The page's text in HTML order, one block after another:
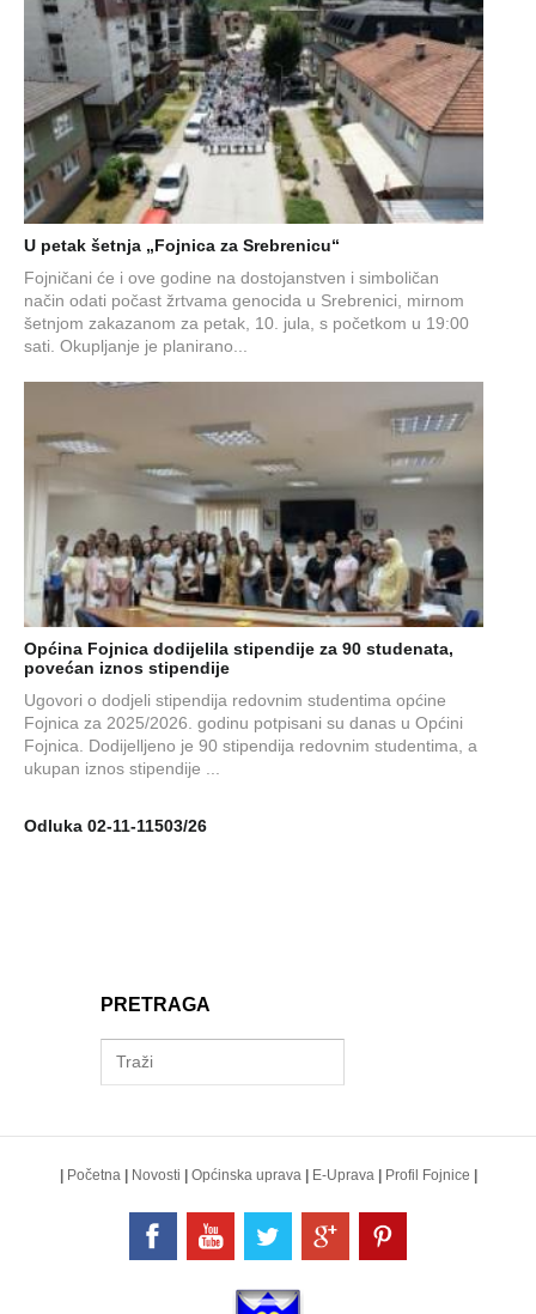
U petak šetnja „Fojnica za Srebrenicu“
Fojničani će i ove godine na dostojanstven i simboličan
način odati počast žrtvama genocida u Srebrenici, mirnom
šetnjom zakazanom za petak, 10. jula, s početkom u 19:00
sati. Okupljanje je planirano...
Općina Fojnica dodijelila stipendije za 90 studenata,
povećan iznos stipendije
Ugovori o dodjeli stipendija redovnim studentima općine
Fojnica za 2025/2026. godinu potpisani su danas u Općini
Fojnica. Dodijelljeno je 90 stipendija redovnim studentima, a
ukupan iznos stipendije ...
Odluka 02-11-11503/26
PRETRAGA
| Početna | Novosti | Općinska uprava | E-Uprava | Profil Fojnice |